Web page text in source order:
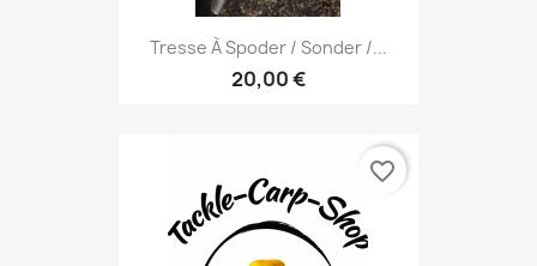
Tresse À Spoder / Sonder /...
20,00 €
favorite_border